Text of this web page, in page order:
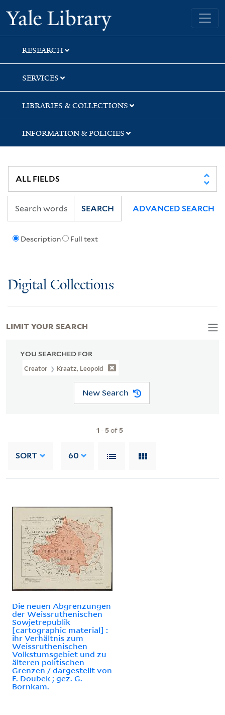
Skip
to
search
Skip
to
main
content
Skip
to
first
result
Yale University Library
RESEARCH
SERVICES
LIBRARIES & COLLECTIONS
INFORMATION & POLICIES
Description Full text
SEARCH ADVANCED SEARCH
Digital Collections
YOU SEARCHED FOR
Creator Kraatz, Leopold
New Search
1 - 5of 5
SORT 60
Die neuen Abgrenzungen
der Weissruthenischen
Sowjetrepublik
[cartographic material] :
ihr Verhältnis zum
Weissruthenischen
Volkstumsgebiet und zu
älteren politischen
Grenzen / dargestellt von
F. Doubek ; gez. G.
Bornkam.
LIMIT YOUR SEARCH